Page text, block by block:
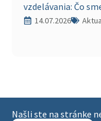
vzdelávania: Čo
14.07.2026
Našli ste na stránke